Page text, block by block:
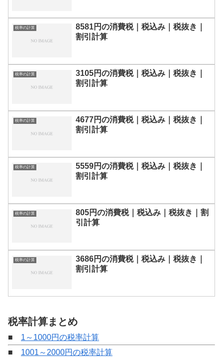
税率の計算
8581円の消費税｜税込み｜税抜き｜
割引計算
税率の計算
3105円の消費税｜税込み｜税抜き｜
割引計算
税率の計算
4677円の消費税｜税込み｜税抜き｜
割引計算
税率の計算
5559円の消費税｜税込み｜税抜き｜
割引計算
税率の計算
805円の消費税｜税込み｜税抜き｜割
引計算
税率の計算
3686円の消費税｜税込み｜税抜き｜
割引計算
税率計算まとめ
■ 1～1000円の税率計算
■ 1001～2000円の税率計算